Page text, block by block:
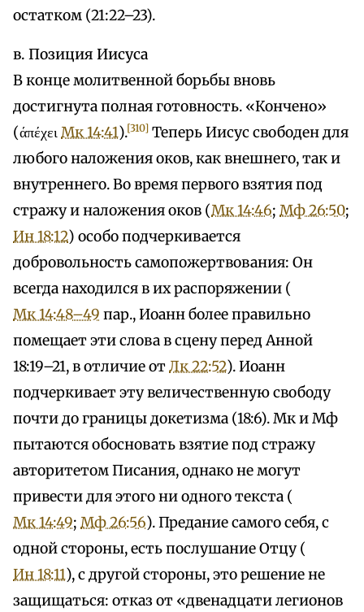
остатком (21:22–23).
в. Позиция Иисуса
В конце молитвенной борьбы вновь
достигнута полная готовность. «Кончено»
(άπέχειМк 14:41).[310] Теперь Иисус свободен для
любого наложения оков, как внешнего, так и
внутреннего. Во время первого взятия под
стражу и наложения оков (Мк 14:46; Мф 26:50;
Ин 18:12) особо подчеркивается
добровольность самопожертвования: Он
всегда находился в их распоряжении (
Мк 14:48–49 пар., Иоанн более правильно
помещает эти слова в сцену перед Анной
18:19–21, в отличие отЛк 22:52). Иоанн
подчеркивает эту величественную свободу
почти до границы докетизма (18:6). Мк и Мф
пытаются обосновать взятие под стражу
авторитетом Писания, однако не могут
привести для этого ни одного текста (
Мк 14:49; Мф 26:56). Предание самого себя, с
одной стороны, есть послушание Отцу (
Ин 18:11), с другой стороны, это решение не
защищаться: отказ от «двенадцати легионов